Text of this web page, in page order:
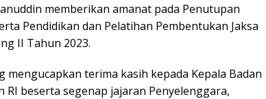
memberikan amanat pada Penutupan
Pendidikan dan Pelatihan Pembentukan Jaksa
II Tahun 2023.
mengucapkan terima kasih kepada Kepala Badan
RI beserta segenap jajaran Penyelenggara,